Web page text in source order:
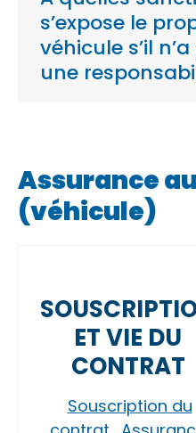
s’expose le
véhicule s’il
une
Assurance
(véhicule)
ET VIE DU
CONTRAT
Souscription du